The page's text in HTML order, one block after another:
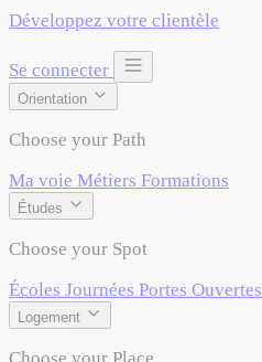
Développez votre clientèle
Se connecter
Orientation
Choose your Path
Ma voie Métiers Formations
Études
Choose your Spot
Écoles Journées Portes Ouvertes
Logement